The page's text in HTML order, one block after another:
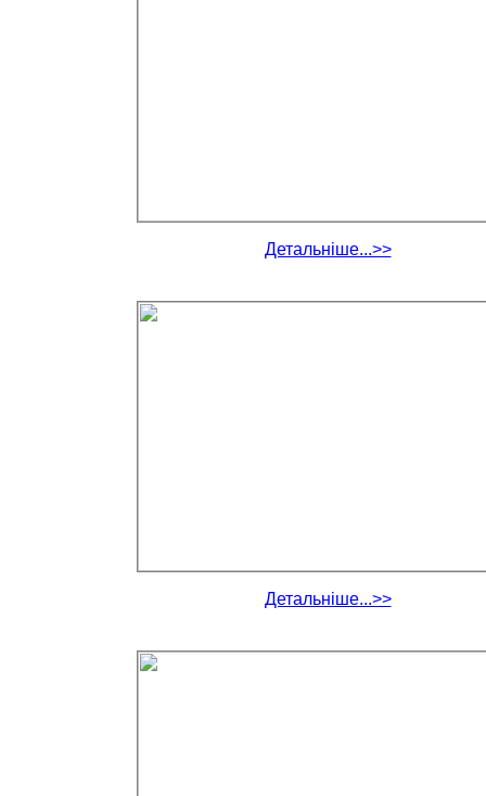
Детальніше...>>
Детальніше...>>